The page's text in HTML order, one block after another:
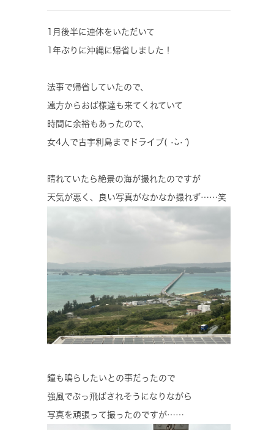
1月後半に連休をいただいて
1年ぶりに沖縄に帰省しました！
法事で帰省していたので、
遠方からおば様達も来てくれていて
時間に余裕もあったので、
女4人で古宇利島までドライブ( •̀ᴗ•́ )
晴れていたら絶景の海が撮れたのですが
天気が悪く、良い写真がなかなか撮れず……笑
鐘も鳴らしたいとの事だったので
強風でぶっ飛ばされそうになりながら
写真を頑張って撮ったのですが……